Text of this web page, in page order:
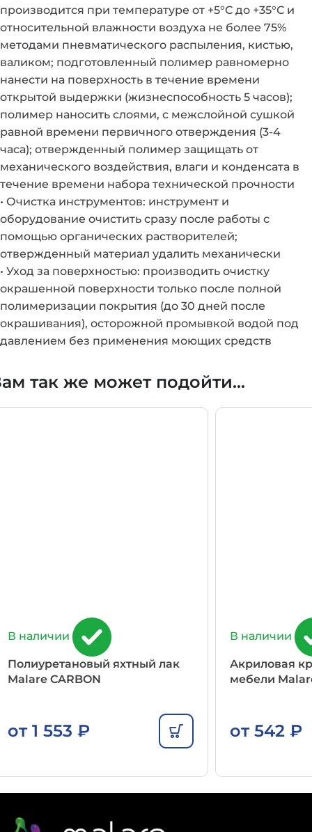
производится при температуре от +5°С до +35°С и
относительной влажности воздуха не более 75%
методами пневматического распыления, кистью,
валиком; подготовленный полимер равномерно
нанести на поверхность в течение времени
открытой выдержки (жизнеспособность 5 часов);
полимер наносить слоями, с межслойной сушкой
равной времени первичного отверждения (3-4
часа); отвержденный полимер защищать от
механического воздействия, влаги и конденсата в
течение времени набора технической прочности
• Очистка инструментов: инструмент и
оборудование очистить сразу после работы с
помощью органических растворителей;
отвержденный материал удалить механически
• Уход за поверхностью: производить очистку
окрашенной поверхности только после полной
полимеризации покрытия (до 30 дней после
окрашивания), осторожной промывкой водой под
давлением без применения моющих средств
так же может подойти...
В наличии
Полиуретановый яхтный лак
Malare CARBON
от 1 553 ₽
В наличии
Акриловая
мебели
от 542 ₽